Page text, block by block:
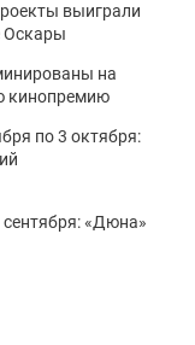
выиграли
Оскары
на
кинопремию
по 3 октября:
сентября: «Дюна»